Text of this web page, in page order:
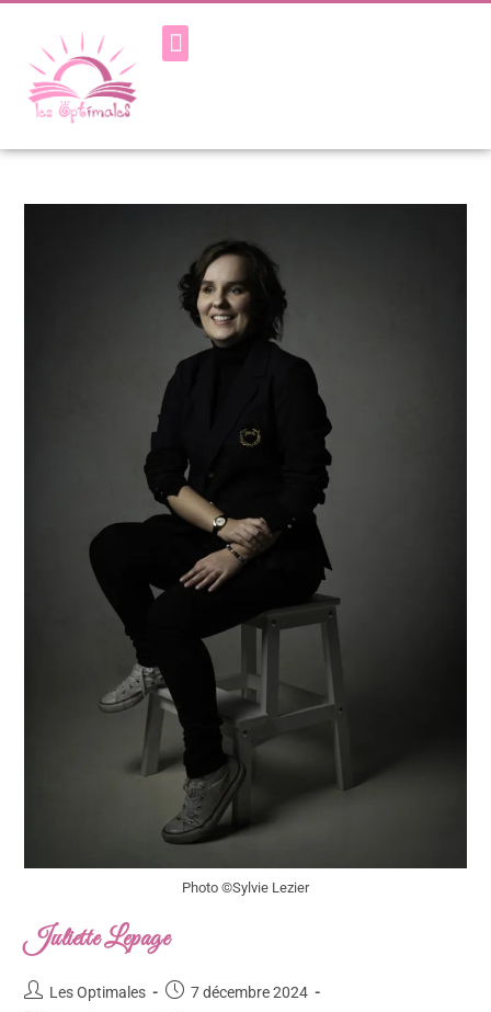
Photo ©Sylvie Lezier
Juliette Lepage
Les Optimales
7 décembre 2024